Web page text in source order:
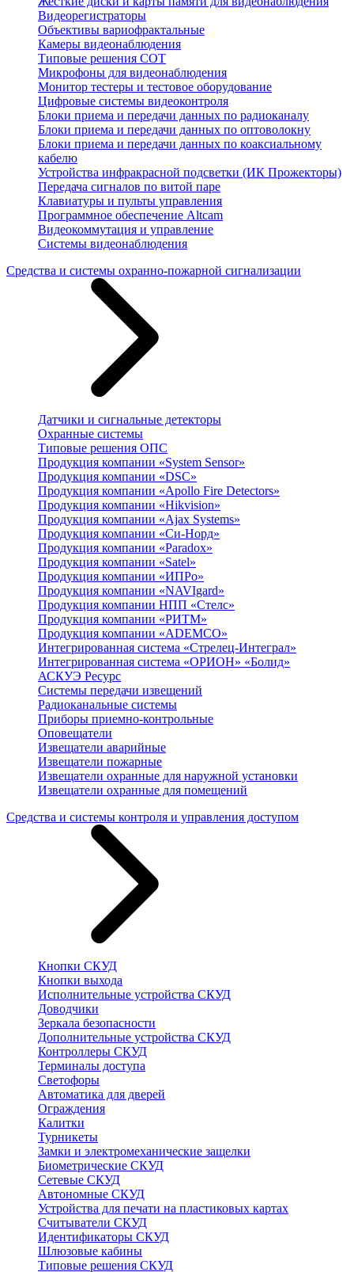
Видеорегистраторы
Объективы вариофрактальные
Камеры видеонаблюдения
Типовые решения СОТ
Микрофоны для видеонаблюдения
Монитор тестеры и тестовое оборудование
Цифровые системы видеоконтроля
Блоки приема и передачи данных по радиоканалу
Блоки приема и передачи данных по оптоволокну
Блоки приема и передачи данных по коаксиальному
кабелю
Устройства инфракрасной подсветки (ИК Прожекторы)
Передача сигналов по витой паре
Клавиатуры и пульты управления
Программное обеспечение Altcam
Видеокоммутация и управление
Системы видеонаблюдения
Средства и системы охранно-пожарной сигнализации
Датчики и сигнальные детекторы
Охранные системы
Типовые решения ОПС
Продукция компании «System Sensor»
Продукция компании «DSC»
Продукция компании «Apollo Fire Detectors»
Продукция компании «Hikvision»
Продукция компании «Ajax Systems»
Продукция компании «Си-Норд»
Продукция компании «Paradox»
Продукция компании «Satel»
Продукция компании «ИПРо»
Продукция компании «NAVIgard»
Продукция компании НПП «Стелс»
Продукция компании «РИТМ»
Продукция компании «ADEMCO»
Интегрированная система «Стрелец-Интеграл»
Интегрированная система «ОРИОН» «Болид»
АСКУЭ Ресурс
Системы передачи извещений
Радиоканальные системы
Приборы приемно-контрольные
Оповещатели
Извещатели аварийные
Извещатели пожарные
Извещатели охранные для наружной установки
Извещатели охранные для помещений
Средства и системы контроля и управления доступом
Кнопки СКУД
Кнопки выхода
Исполнительные устройства СКУД
Доводчики
Зеркала безопасности
Дополнительные устройства СКУД
Контроллеры СКУД
Терминалы доступа
Светофоры
Автоматика для дверей
Ограждения
Калитки
Турникеты
Замки и электромеханические защелки
Биометрические СКУД
Сетевые СКУД
Автономные СКУД
Устройства для печати на пластиковых картах
Считыватели СКУД
Идентификаторы СКУД
Шлюзовые кабины
Типовые решения СКУД